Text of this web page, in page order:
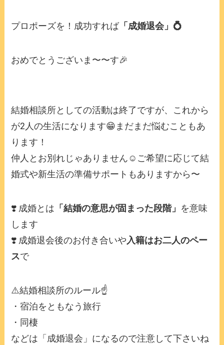
プロポーズを！成功すれば「成婚退会」💍
おめでとうございま〜〜す🎉
結婚相談所としての活動は終了ですが、これから
が2人の生活になります😁まだまだ悩むこともあ
ります！
仲人とお別れじゃありません☺️ご希望に応じて結
婚式や新生活の準備サポートもありますから〜
❣️ 成婚とは 「結婚の意思が固まった段階」 を意味
します
❣️ 成婚退会後のお付き合いや入籍はお二人のペー
スで
⚠️結婚相談所のルール☝️
・宿泊をともなう旅行
・同棲
などは「成婚退会」になるので注意して下さいね